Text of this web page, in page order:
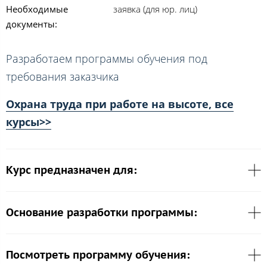
Необходимые
документы:
заявка (для юр. лиц)
Разработаем программы обучения под
требования заказчика
Охрана труда при работе на высоте, все
курсы>>
Курс предназначен для:
Основание разработки программы:
Посмотреть программу обучения: